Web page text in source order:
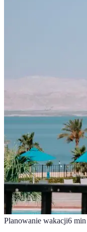
Planowanie wakacji6 min